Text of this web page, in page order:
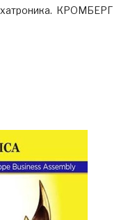
КРОМБЕРГ